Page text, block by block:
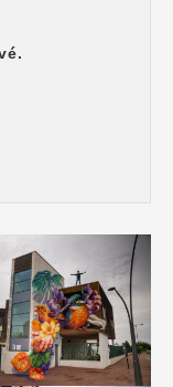
ALBERTO